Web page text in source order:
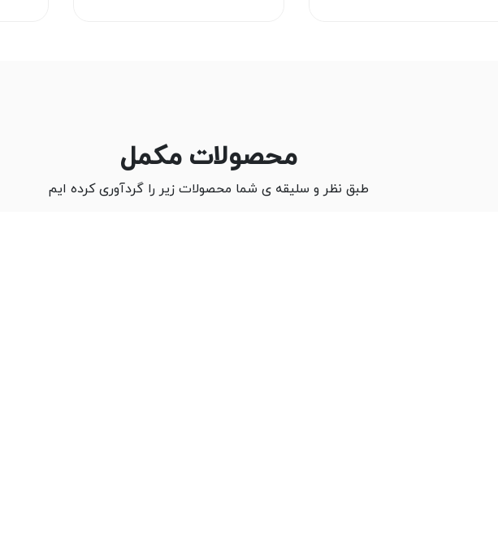
محصولات مکمل
طبق نظر و سلیقه ی شما محصولات زیر را گردآوری کرده ایم